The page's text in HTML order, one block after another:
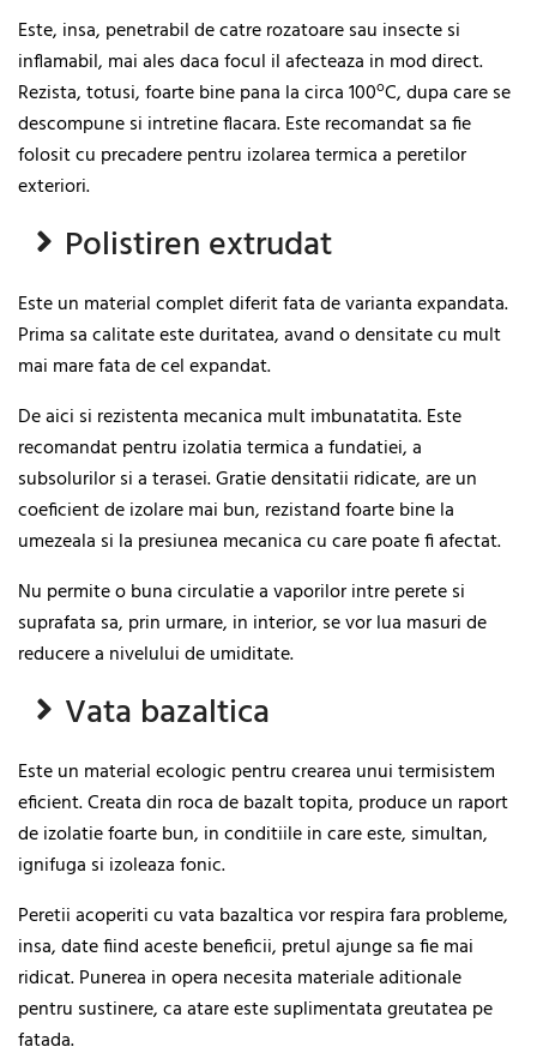
Este, insa, penetrabil de catre rozatoare sau insecte si
inflamabil, mai ales daca focul il afecteaza in mod direct.
Rezista, totusi, foarte bine pana la circa 100oC, dupa care se
descompune si intretine flacara. Este recomandat sa fie
folosit cu precadere pentru izolarea termica a peretilor
exteriori.
Polistiren extrudat
Este un material complet diferit fata de varianta expandata.
Prima sa calitate este duritatea, avand o densitate cu mult
mai mare fata de cel expandat.
De aici si rezistenta mecanica mult imbunatatita. Este
recomandat pentru izolatia termica a fundatiei, a
subsolurilor si a terasei. Gratie densitatii ridicate, are un
coeficient de izolare mai bun, rezistand foarte bine la
umezeala si la presiunea mecanica cu care poate fi afectat.
Nu permite o buna circulatie a vaporilor intre perete si
suprafata sa, prin urmare, in interior, se vor lua masuri de
reducere a nivelului de umiditate.
Vata bazaltica
Este un material ecologic pentru crearea unui termisistem
eficient. Creata din roca de bazalt topita, produce un raport
de izolatie foarte bun, in conditiile in care este, simultan,
ignifuga si izoleaza fonic.
Peretii acoperiti cu vata bazaltica vor respira fara probleme,
insa, date fiind aceste beneficii, pretul ajunge sa fie mai
ridicat. Punerea in opera necesita materiale aditionale
pentru sustinere, ca atare este suplimentata greutatea pe
fatada.